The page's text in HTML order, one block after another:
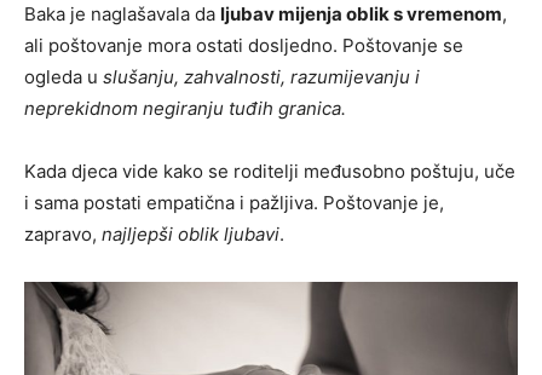
Baka je naglašavala da ljubav mijenja oblik s vremenom,
ali poštovanje mora ostati dosljedno. Poštovanje se
ogleda u slušanju, zahvalnosti, razumijevanju i
neprekidnom negiranju tuđih granica.
Kada djeca vide kako se roditelji međusobno poštuju, uče
i sama postati empatična i pažljiva. Poštovanje je,
zapravo, najljepši oblik ljubavi.